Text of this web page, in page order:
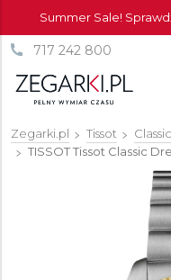
Summer Sale!
717 242 800
Zegarki.pl Tissot Classic
TISSOT Tissot Classic